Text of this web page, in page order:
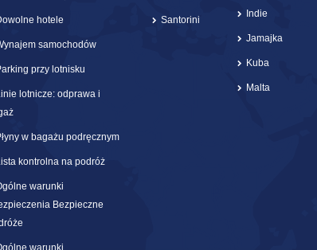
hotele
samochodów
przy lotnisku
lotnicze: odprawa i
w bagażu podręcznym
kontrolna na podróż
warunki
Bezpieczne
warunki
Santorini
Indie
Jamajka
Kuba
Malta